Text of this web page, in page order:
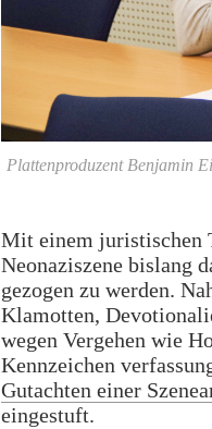
Plattenproduzent Benjamin
Mit einem juristischen
Neonaziszene bislang
gezogen zu werden.
Klamotten,
wegen Vergehen wie
Kennzeichen
Gutachten einer
eingestuft.